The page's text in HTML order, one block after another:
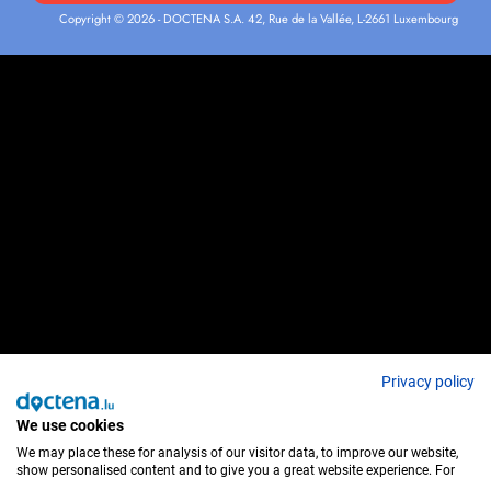
Copyright © 2026 - DOCTENA S.A. 42, Rue de la Vallée, L-2661 Luxembourg
Privacy policy
We use cookies
We may place these for analysis of our visitor data, to improve our website,
show personalised content and to give you a great website experience. For